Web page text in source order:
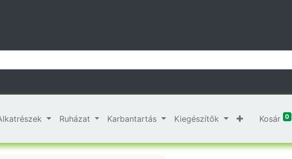
Ruházat Karbantartás Kiegészítők Kosár 0